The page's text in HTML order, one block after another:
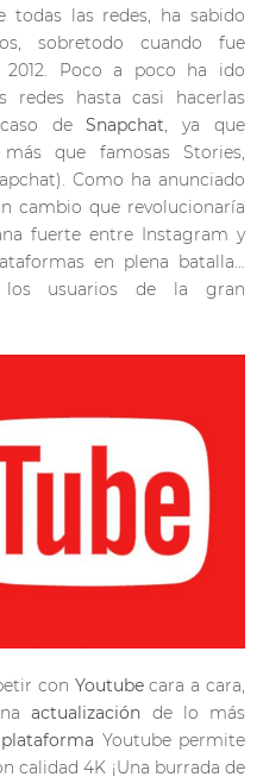
todas las redes, ha sabido
sobretodo cuando fue
Poco a poco ha ido
redes hasta casi hacerlas
caso deSnapchat, ya que
que famosas Stories,
Como ha anunciado
cambio que revolucionaría
fuerte entre Instagram y
en plena batalla…
usuarios de la gran
con Youtubecara a cara,
actualización de lo más
plataforma Youtube permite
calidad 4K ¡Una burrada de